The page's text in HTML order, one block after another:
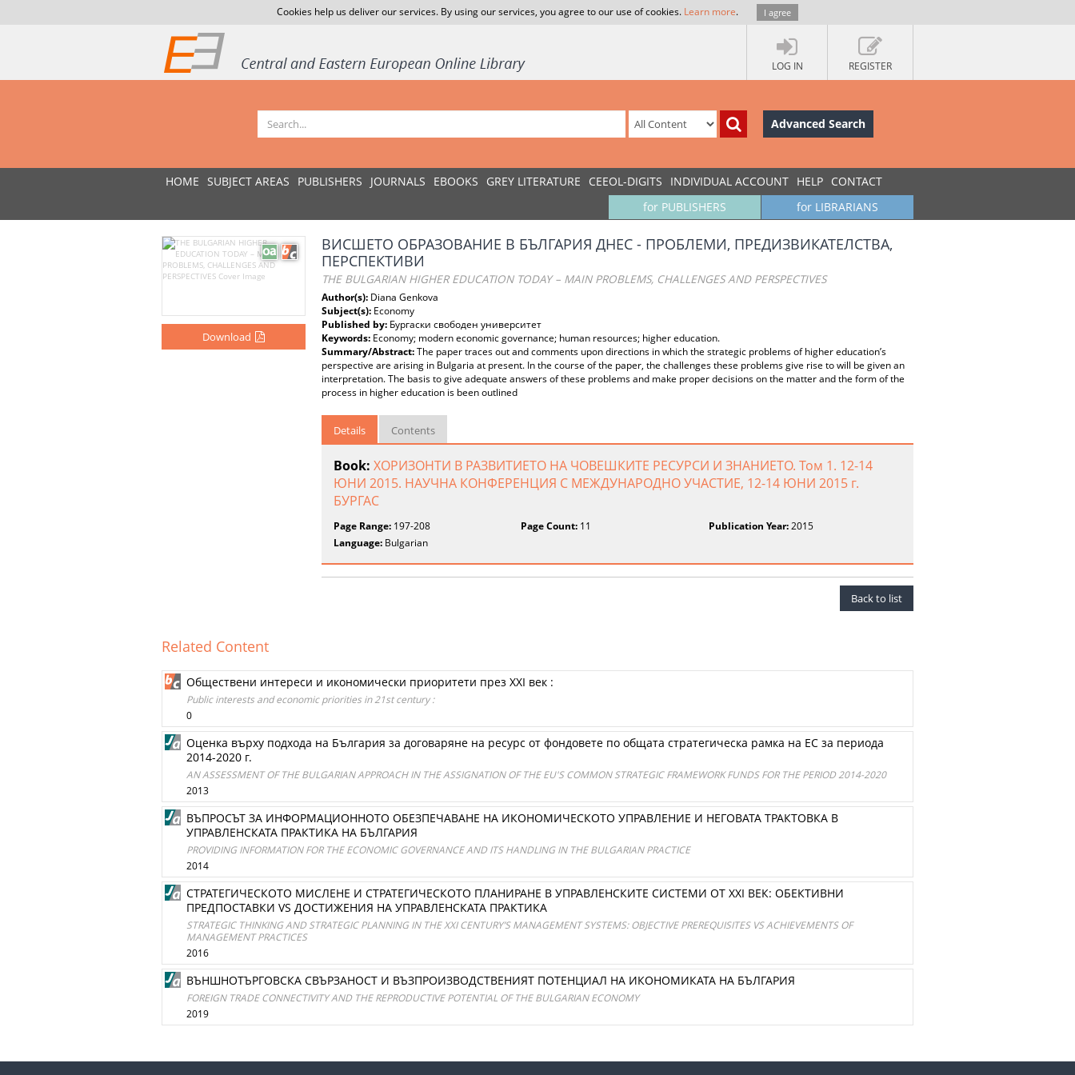
Cookies help us deliver our services. By using our services, you agree to our use of cookies. Learn more. I agree
LOG IN REGISTER
Advanced Search
HOME SUBJECT AREAS PUBLISHERS JOURNALS EBOOKS GREY LITERATURE CEEOL-DIGITS INDIVIDUAL ACCOUNT HELP CONTACT
for LIBRARIANS
for PUBLISHERS
Download
ВИСШЕТО ОБРАЗОВАНИЕ В БЪЛГАРИЯ ДНЕС - ПРОБЛЕМИ, ПРЕДИЗВИКАТЕЛСТВА,
ПЕРСПЕКТИВИ
THE BULGARIAN HIGHER EDUCATION TODAY – MAIN PROBLEMS, CHALLENGES AND PERSPECTIVES
Author(s): Diana Genkova
Subject(s): Economy
Published by: Бургаски свободен университет
Keywords: Economy; modern economic governance; human resources; higher education.
Summary/Abstract:The paper traces out and comments upon directions in which the strategic problems of higher education’s
perspective are arising in Bulgaria at present. In the course of the paper, the challenges these problems give rise to will be given an
interpretation. The basis to give adequate answers of these problems and make proper decisions on the matter and the form of the
process in higher education is been outlined
Details Contents
Book: ХОРИЗОНТИ В РАЗВИТИЕТО НА ЧОВЕШКИТЕ РЕСУРСИ И ЗНАНИЕТО. Том 1. 12-14
ЮНИ 2015. НАУЧНА КОНФЕРЕНЦИЯ С МЕЖДУНАРОДНО УЧАСТИЕ, 12-14 ЮНИ 2015 г.
БУРГАС
Page Range: 197-208 Page Count: 11 Publication Year:2015
Language: Bulgarian
Back to list
Related Content
Обществени интереси и икономически приоритети през XXI век :
Public interests and economic priorities in 21st century :
0
Оценка върху подхода на България за договаряне на ресурс от фондовете по общата стратегическа рамка на ЕС за периода
2014-2020 г.
AN ASSESSMENT OF THE BULGARIAN APPROACH IN THE ASSIGNATION OF THE EU'S COMMON STRATEGIC FRAMEWORK FUNDS FOR THE PERIOD 2014-2020
2013
ВЪПРОСЪТ ЗА ИНФОРМАЦИОННОТО ОБЕЗПЕЧАВАНЕ НА ИКОНОМИЧЕСКОТО УПРАВЛЕНИЕ И НЕГОВАТА ТРАКТОВКА В
УПРАВЛЕНСКАТА ПРАКТИКА НА БЪЛГАРИЯ
PROVIDING INFORMATION FOR THE ECONOMIC GOVERNANCE AND ITS HANDLING IN THE BULGARIAN PRACTICE
2014
СТРАТЕГИЧЕСКОТО МИСЛЕНЕ И СТРАТЕГИЧЕСКОТО ПЛАНИРАНЕ В УПРАВЛЕНСКИТЕ СИСТЕМИ ОТ ХХI ВЕК: ОБЕКТИВНИ
ПРЕДПОСТАВКИ VS ДОСТИЖЕНИЯ НА УПРАВЛЕНСКАТА ПРАКТИКА
STRATEGIC THINKING AND STRATEGIC PLANNING IN THE XXI CENTURY’S MANAGEMENT SYSTEMS: OBJECTIVE PREREQUISITES VS ACHIEVEMENTS OF
MANAGEMENT PRACTICES
2016
ВЪНШНОТЪРГОВСКА СВЪРЗАНОСТ И ВЪЗПРОИЗВОДСТВЕНИЯТ ПОТЕНЦИАЛ НА ИКОНОМИКАТА НА БЪЛГАРИЯ
FOREIGN TRADE CONNECTIVITY AND THE REPRODUCTIVE POTENTIAL OF THE BULGARIAN ECONOMY
2019